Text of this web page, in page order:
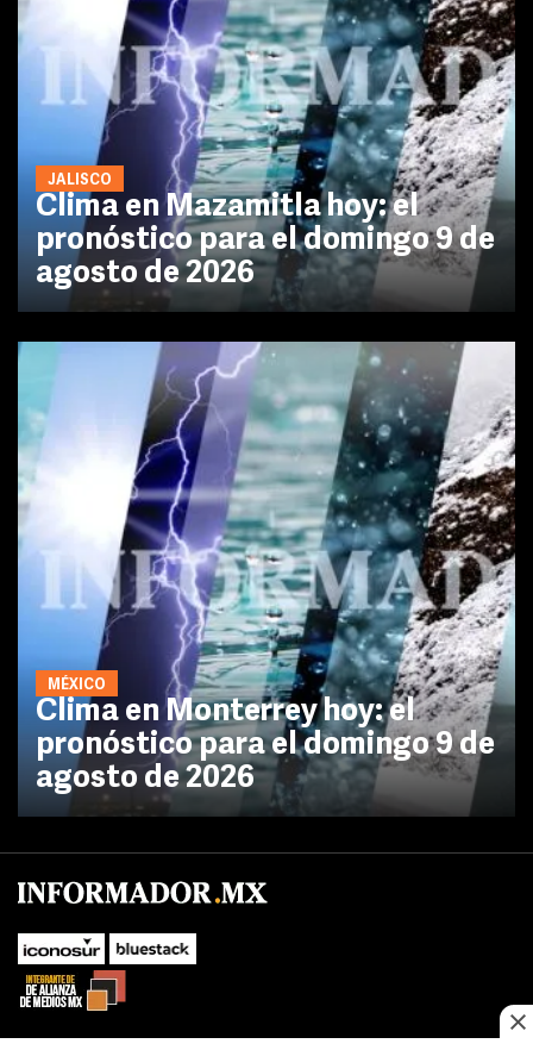
JALISCO
Clima en Mazamitla hoy: el
pronóstico para el domingo 9 de
agosto de 2026
MÉXICO
Clima en Monterrey hoy: el
pronóstico para el domingo 9 de
agosto de 2026